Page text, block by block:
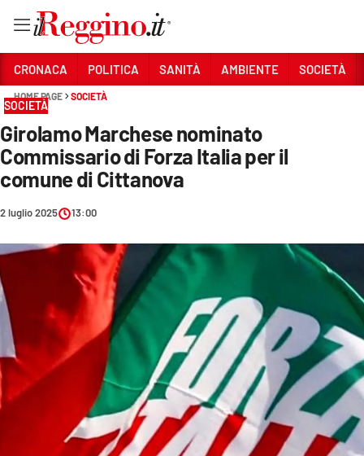
Sezioni
CRONACA
SANITÀ
AMBIENTE
CULTURA
ECONOMIA E LAVORO
EVENTI
CRONACA POLITICA SANITÀ AMBIENTE SOCIETÀ
HOME PAGE SOCIETÀ
SOCIETÀ
Girolamo Marchese nominato
Commissario di Forza Italia per il
comune di Cittanova
2 luglio 2025 13:00